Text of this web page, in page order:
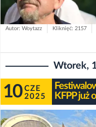
Autor: Woytazz Kliknięć: 2157
Wtorek,
10 CZE
2025
KFPP już